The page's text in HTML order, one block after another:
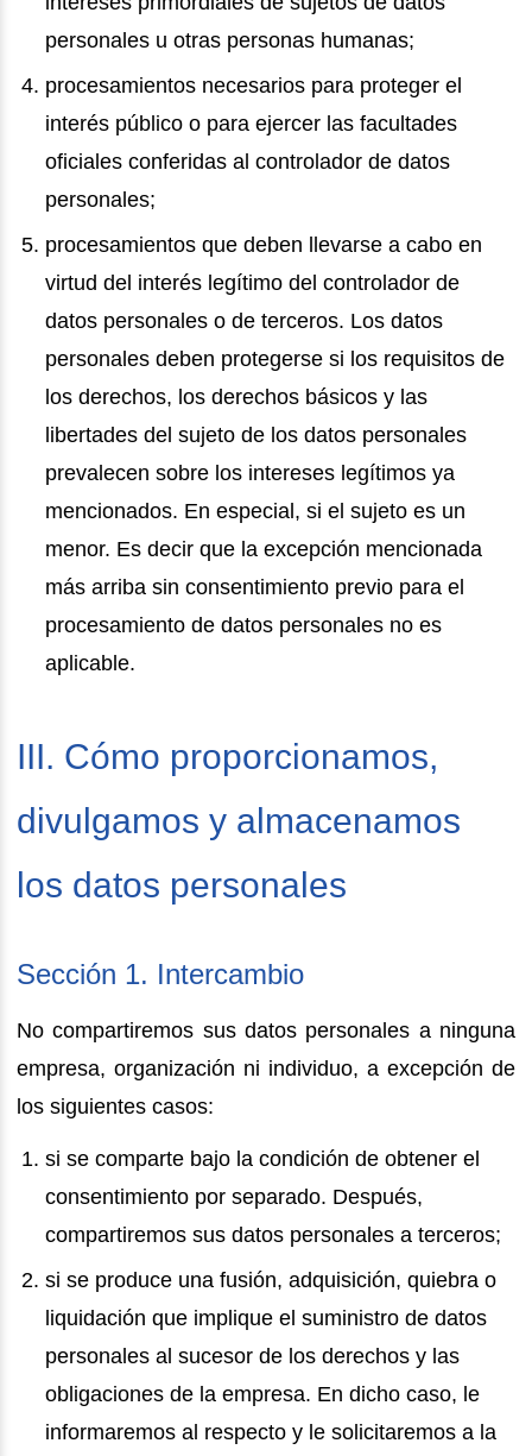
personales u otras personas humanas;
procesamientos necesarios para proteger el
interés público o para ejercer las facultades
oficiales conferidas al controlador de datos
personales;
procesamientos que deben llevarse a cabo en
virtud del interés legítimo del controlador de
datos personales o de terceros. Los datos
personales deben protegerse si los requisitos de
los derechos, los derechos básicos y las
libertades del sujeto de los datos personales
prevalecen sobre los intereses legítimos ya
mencionados. En especial, si el sujeto es un
menor. Es decir que la excepción mencionada
más arriba sin consentimiento previo para el
procesamiento de datos personales no es
aplicable.
III. Cómo proporcionamos,
divulgamos y almacenamos
los datos personales
Sección 1. Intercambio
No compartiremos sus datos personales a ninguna
empresa, organización ni individuo, a excepción de
los siguientes casos:
si se comparte bajo la condición de obtener el
consentimiento por separado. Después,
compartiremos sus datos personales a terceros;
si se produce una fusión, adquisición, quiebra o
liquidación que implique el suministro de datos
personales al sucesor de los derechos y las
obligaciones de la empresa. En dicho caso, le
informaremos al respecto y le solicitaremos a la